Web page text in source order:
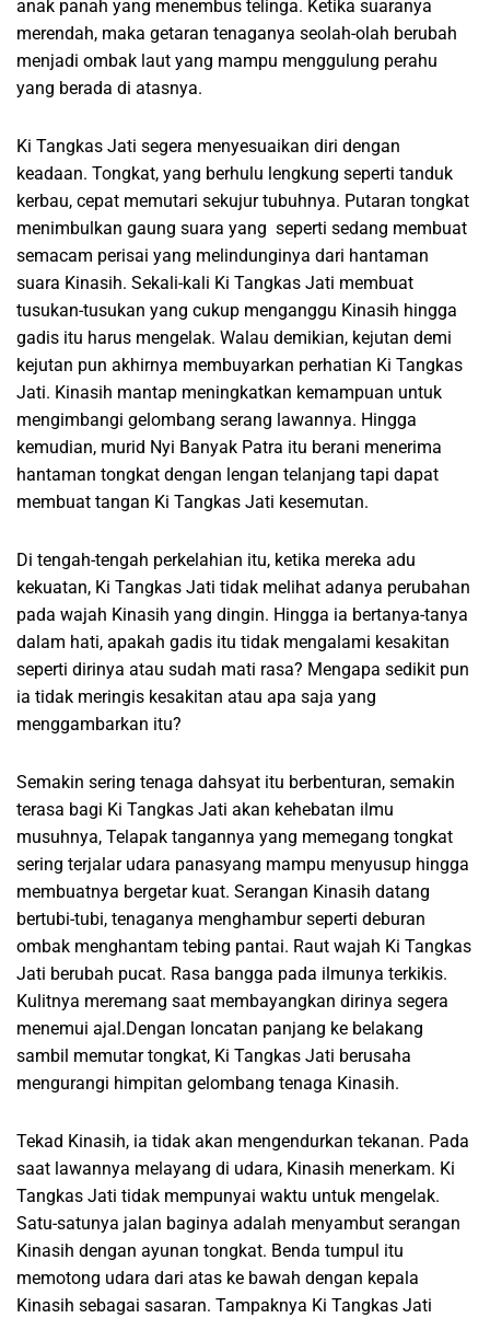
anak panah yang menembus telinga. Ketika suaranya
merendah, maka getaran tenaganya seolah-olah berubah
menjadi ombak laut yang mampu menggulung perahu
yang berada di atasnya.
Ki Tangkas Jati segera menyesuaikan diri dengan
keadaan. Tongkat, yang berhulu lengkung seperti tanduk
kerbau, cepat memutari sekujur tubuhnya. Putaran tongkat
menimbulkan gaung suara yang seperti sedang membuat
semacam perisai yang melindunginya dari hantaman
suara Kinasih. Sekali-kali Ki Tangkas Jati membuat
tusukan-tusukan yang cukup menganggu Kinasih hingga
gadis itu harus mengelak. Walau demikian, kejutan demi
kejutan pun akhirnya membuyarkan perhatian Ki Tangkas
Jati. Kinasih mantap meningkatkan kemampuan untuk
mengimbangi gelombang serang lawannya. Hingga
kemudian, murid Nyi Banyak Patra itu berani menerima
hantaman tongkat dengan lengan telanjang tapi dapat
membuat tangan Ki Tangkas Jati kesemutan.
Di tengah-tengah perkelahian itu, ketika mereka adu
kekuatan, Ki Tangkas Jati tidak melihat adanya perubahan
pada wajah Kinasih yang dingin. Hingga ia bertanya-tanya
dalam hati, apakah gadis itu tidak mengalami kesakitan
seperti dirinya atau sudah mati rasa? Mengapa sedikit pun
ia tidak meringis kesakitan atau apa saja yang
menggambarkan itu?
Semakin sering tenaga dahsyat itu berbenturan, semakin
terasa bagi Ki Tangkas Jati akan kehebatan ilmu
musuhnya, Telapak tangannya yang memegang tongkat
sering terjalar udara panasyang mampu menyusup hingga
membuatnya bergetar kuat. Serangan Kinasih datang
bertubi-tubi, tenaganya menghambur seperti deburan
ombak menghantam tebing pantai. Raut wajah Ki Tangkas
Jati berubah pucat. Rasa bangga pada ilmunya terkikis.
Kulitnya meremang saat membayangkan dirinya segera
menemui ajal.Dengan loncatan panjang ke belakang
sambil memutar tongkat, Ki Tangkas Jati berusaha
mengurangi himpitan gelombang tenaga Kinasih.
Tekad Kinasih, ia tidak akan mengendurkan tekanan. Pada
saat lawannya melayang di udara, Kinasih menerkam. Ki
Tangkas Jati tidak mempunyai waktu untuk mengelak.
Satu-satunya jalan baginya adalah menyambut serangan
Kinasih dengan ayunan tongkat. Benda tumpul itu
memotong udara dari atas ke bawah dengan kepala
Kinasih sebagai sasaran. Tampaknya Ki Tangkas Jati